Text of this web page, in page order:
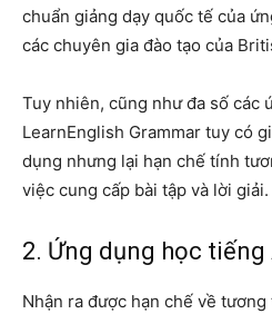
chuẩn giảng dạy quốc tế của
các chuyên gia đào tạo của
Tuy nhiên, cũng như đa số các
LearnEnglish Grammar tuy có
dụng nhưng lại hạn chế tính
việc cung cấp bài tập và lời giải.
2. Ứng dụng học tiếng
Nhận ra được hạn chế về